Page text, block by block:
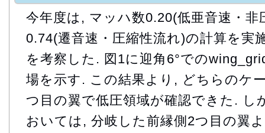
今年度は, マッハ数0.20(低亜音速・非
0.74(遷音速・圧縮性流れ)の計算を実
を考察した. 図1に迎角6°での
場を示す. この結果より, どちらのケ
つ目の翼で低圧領域が確認できた. し
おいては, 分岐した前縁側2つ目の翼